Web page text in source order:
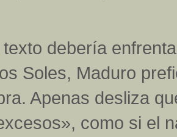
debería
Soles, Maduro
Apenas desliza
como si el